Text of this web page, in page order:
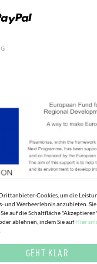
VON FRAGEN
Cookies, um die
und Werbeerlebnis anzubieten.
auf die Schaltfläche
ablehnen, indem Sie aufHier
GEHT KLAR